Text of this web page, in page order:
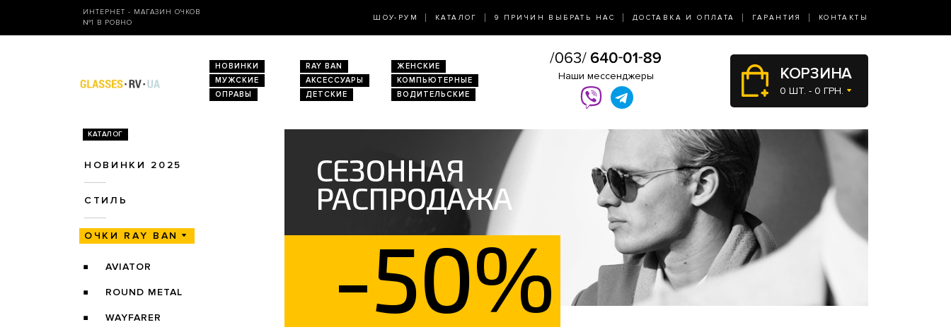
ИНТЕРНЕТ - МАГАЗИН ОЧКОВ
№1 В РОВНО
ШОУ-РУМ КАТАЛОГ 9 ПРИЧИН ВЫБРАТЬ НАС ДОСТАВКА И ОПЛАТА ГАРАНТИЯ КОНТАКТЫ
НОВИНКИ RAY BAN
ЖЕНСКИЕ
МУЖСКИЕ
АКСЕССУАРЫ
КОМПЬЮТЕРНЫЕ
ОПРАВЫ
ДЕТСКИЕ ВОДИТЕЛЬСКИЕ
Наши мессенджеры КОРЗИНА
0 ШТ. - 0 ГРН.
КАТАЛОГ
НОВИНКИ 2025
СТИЛЬ
ОЧКИ RAY BAN
AVIATOR
ROUND METAL
WAYFARER
СЕЗОННАЯ
РАСПРОДАЖА
-50%